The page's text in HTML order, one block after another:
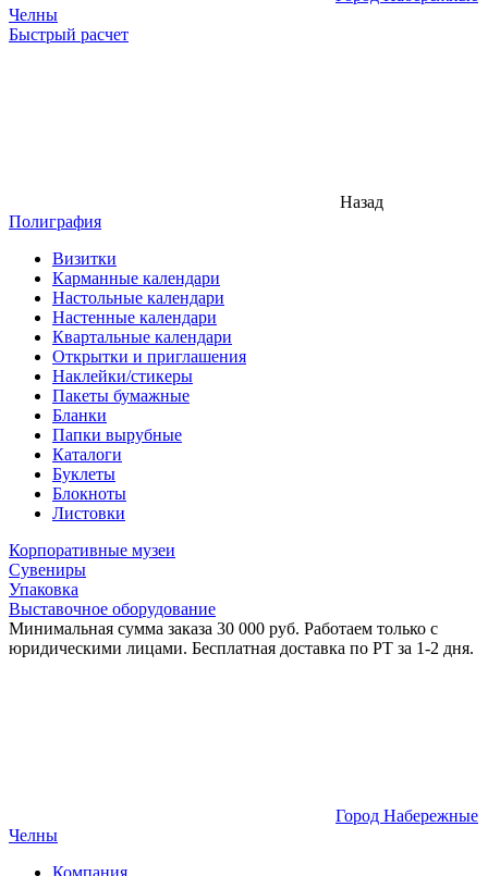
Челны
Быстрый расчет
Назад
Полиграфия
Визитки
Карманные календари
Настольные календари
Настенные календари
Квартальные календари
Открытки и приглашения
Наклейки/стикеры
Пакеты бумажные
Бланки
Папки вырубные
Каталоги
Буклеты
Блокноты
Листовки
Корпоративные музеи
Сувениры
Упаковка
Выставочное оборудование
Минимальная сумма заказа 30 000 руб. Работаем только с
юридическими лицами. Бесплатная доставка по РТ за 1-2 дня.
Город Набережные
Челны